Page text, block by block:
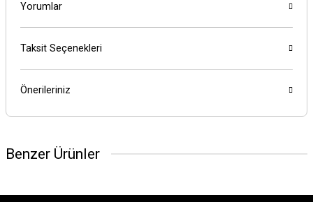
Yorumlar
Taksit Seçenekleri
Önerileriniz
Benzer Ürünler